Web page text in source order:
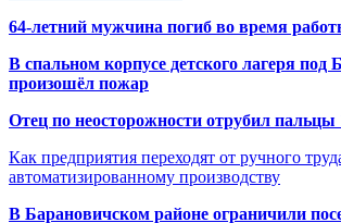
64-летний мужчина погиб во время
В спальном корпусе детского лагеря под
произошёл пожар
Отец по неосторожности отрубил пальцы
Как предприятия переходят от ручного
автоматизированному производству
В Барановичском районе ограничили